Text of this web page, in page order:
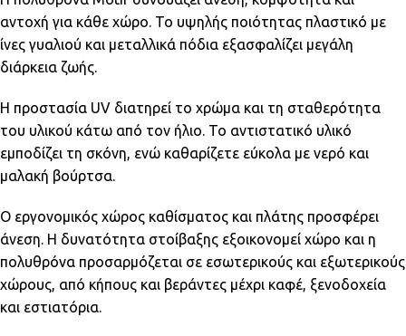
αντοχή για κάθε χώρο. Το υψηλής ποιότητας πλαστικό με
ίνες γυαλιού και μεταλλικά πόδια εξασφαλίζει μεγάλη
διάρκεια ζωής.
Η προστασία UV διατηρεί το χρώμα και τη σταθερότητα
του υλικού κάτω από τον ήλιο. Το αντιστατικό υλικό
εμποδίζει τη σκόνη, ενώ καθαρίζετε εύκολα με νερό και
μαλακή βούρτσα.
Ο εργονομικός χώρος καθίσματος και πλάτης προσφέρει
άνεση. Η δυνατότητα στοίβαξης εξοικονομεί χώρο και η
πολυθρόνα προσαρμόζεται σε εσωτερικούς και εξωτερικούς
χώρους, από κήπους και βεράντες μέχρι καφέ, ξενοδοχεία
και εστιατόρια.